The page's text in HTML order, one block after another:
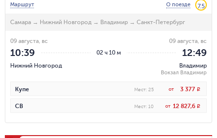
Маршрут
О поезде 7.5
Самара → Нижний Новгород → Владимир → Санкт-Петербург
02 ч 10 м
09 августа, вс
10:39
Нижний Новгород
09 августа, вс
12:49
Владимир
Вокзал Владимир
Купе Мест: 25 от 3 377 R
СВ Мест: 10 от 12 827,6 R